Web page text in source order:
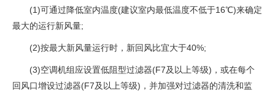
(1)可通过降低室内温度(建议室内最低温度不低于16℃)来确定
最大的运行新风量;
(2)按最大新风量运行时，新回风比宜大于40%;
(3)空调机组应设置低阻型过滤器(F7及以上等级)，或在每个
回风口增设过滤器(F7及以上等级)，并加强对过滤器的清洗和监